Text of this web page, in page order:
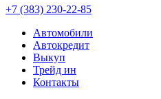
+7 (383) 230-22-85
Автомобили
Автокредит
Выкуп
Трейд ин
Контакты